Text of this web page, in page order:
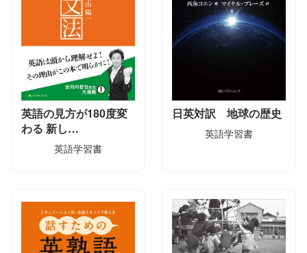
英語の見方が180度変
わる 新し…
英語学習書
日英対訳 地球の歴史
英語学習書